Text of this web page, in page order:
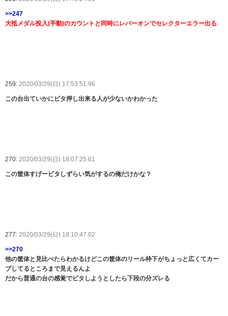
>>247
大抵メダル投入(手動)のカウントと同時にレバーオンでセレクターエラー出る
259: 2020/03/29(日) 17:53:51.96
この台出ていかにビタ押し出来る人が少ないかわかった
270: 2020/03/29(日) 18:07:25.61
この筐体すげービタしずらい気がするの俺だけかな？
277: 2020/03/29(日) 18:10:47.02
>>270
他の筐体と見比べたらわかるけどこの筐体のリール枠下がちょっと広くてカー
ブしてるところまで見えるんよ
だから普通の台の感覚でビタしようとしたら下段の分ズレる